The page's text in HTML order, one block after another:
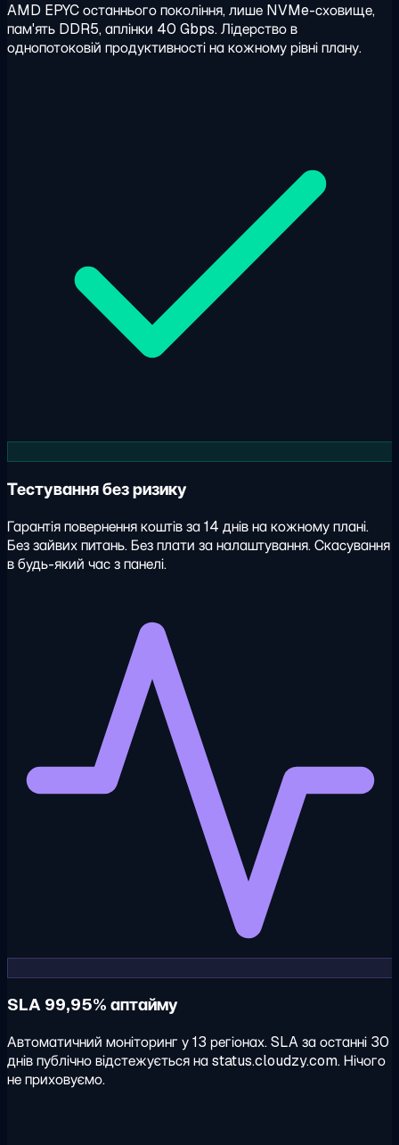
AMD EPYC останнього покоління, лише NVMe-сховище,
пам'ять DDR5, аплінки 40 Gbps. Лідерство в
однопотоковій продуктивності на кожному рівні плану.
Тестування без ризику
Гарантія повернення коштів за 14 днів на кожному плані.
Без зайвих питань. Без плати за налаштування. Скасування
в будь-який час з панелі.
SLA 99,95% аптайму
Автоматичний моніторинг у 13 регіонах. SLA за останні 30
днів публічно відстежується на status.cloudzy.com. Нічого
не приховуємо.